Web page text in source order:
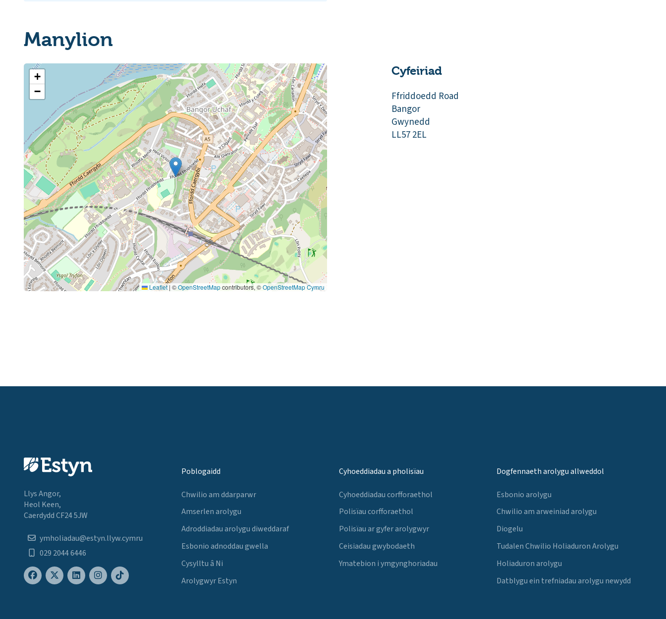
Manylion
+
−
Leaflet | ©OpenStreetMapcontributors, ©OpenStreetMap Cymru
Cyfeiriad
Ffriddoedd Road
Bangor
Gwynedd
LL57 2EL
Llys Angor,
Heol Keen,
Caerdydd CF24 5JW
ymholiadau@estyn.llyw.cymru
029 2044 6446
Poblogaidd
Chwilio am ddarparwr
Amserlen arolygu
Adroddiadau arolygu diweddaraf
Esbonio adnoddau gwella
Cysylltu â Ni
Arolygwyr Estyn
Cyhoeddiadau a pholisïau
Cyhoeddiadau corfforaethol
Polisïau corfforaethol
Polisïau ar gyfer arolygwyr
Ceisiadau gwybodaeth
Ymatebion i ymgynghoriadau
Dogfennaeth arolygu allweddol
Esbonio arolygu
Chwilio am arweiniad arolygu
Diogelu
Tudalen Chwilio Holiaduron Arolygu
Holiaduron arolygu
Datblygu ein trefniadau arolygu newydd